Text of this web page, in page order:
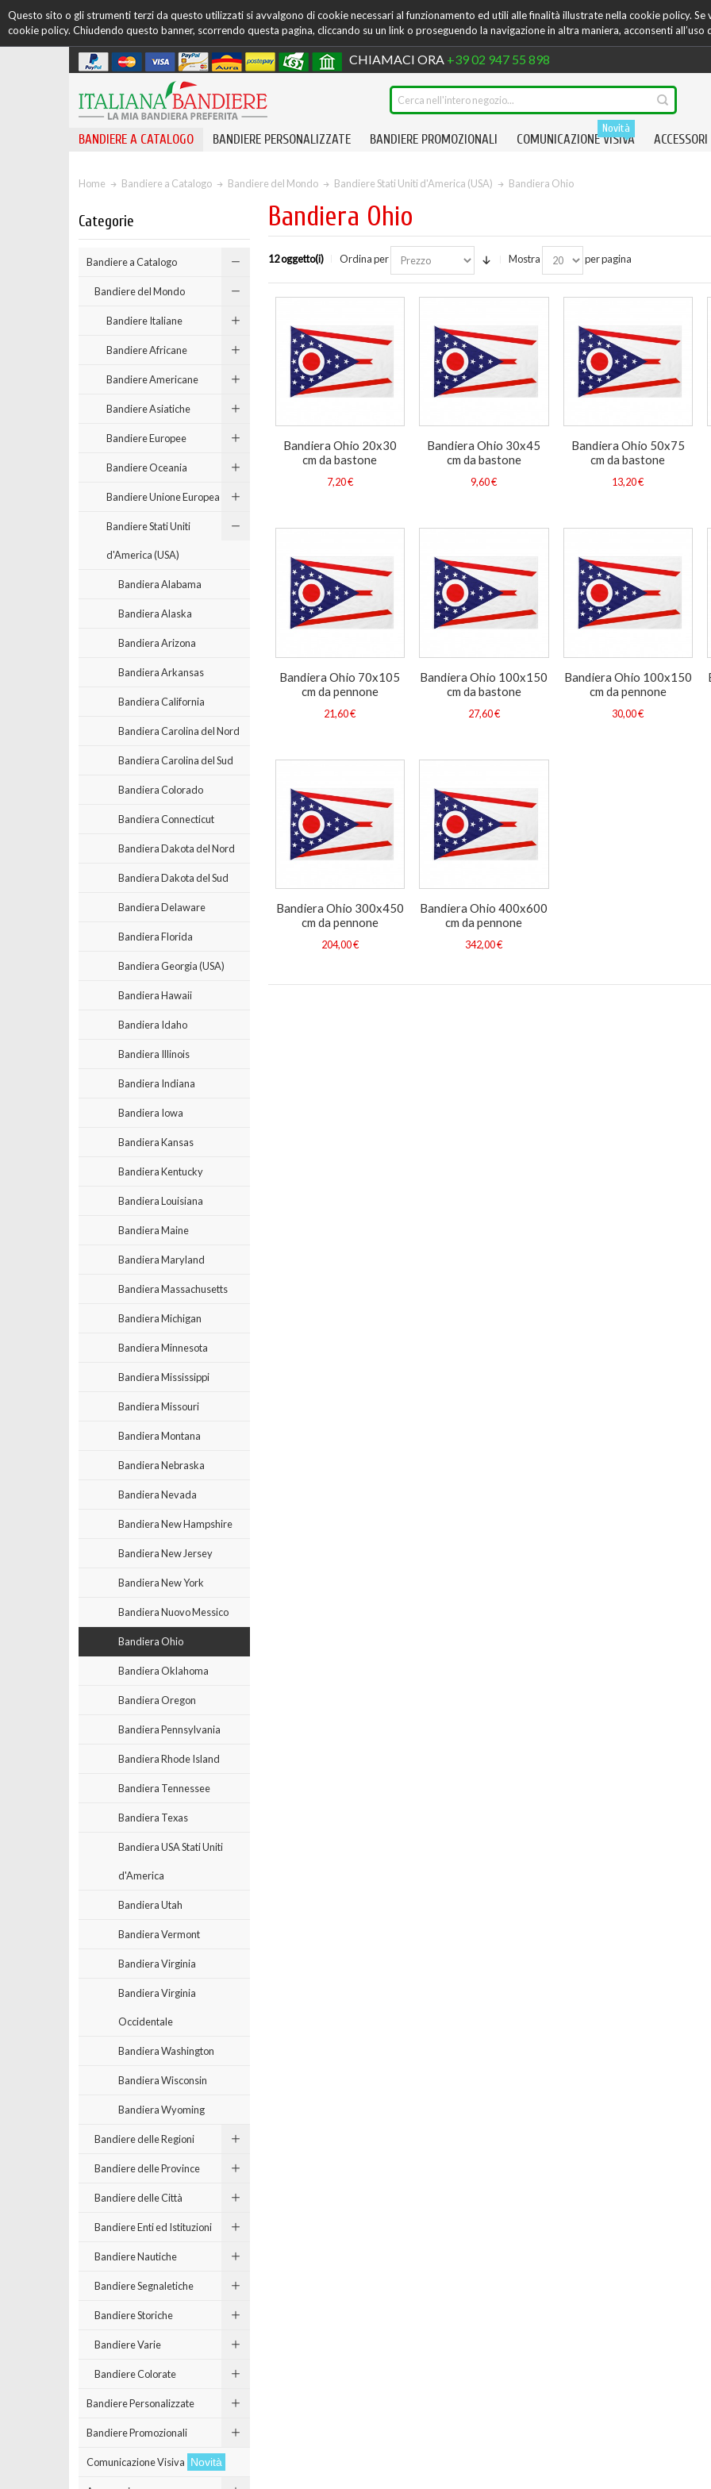
Questo sito o gli strumenti terzi da questo utilizzati si avvalgono di cookie necessari al funzionamento ed utili alle finalità illustrate nella cookie policy. Se
cookie policy. Chiudendo questo banner, scorrendo questa pagina, cliccando su un link o proseguendo la navigazione in altra maniera, acconsenti all’uso
CHIAMACI ORA +39 02 947 55 898
BANDIERE A CATALOGO BANDIERE PERSONALIZZATE BANDIERE PROMOZIONALI COMUNICAZIONE VISIVA
Novità
ACCESSORI
Home Bandiere a Catalogo Bandiere del Mondo Bandiere Stati Uniti d'America (USA) Bandiera Ohio
Bandiera Ohio
12 oggetto(i) Ordina per Mostra per pagina
Bandiera Ohio 20x30
cm da bastone
7,20 €
Bandiera Ohio 30x45
cm da bastone
9,60 €
Bandiera Ohio 50x75
cm da bastone
13,20 €
Bandiera Ohio 70x105
cm da pennone
21,60 €
Bandiera Ohio 100x150
cm da bastone
27,60 €
Bandiera Ohio 100x150
cm da pennone
30,00 €
Bandiera Ohio 300x450
cm da pennone
204,00 €
Bandiera Ohio 400x600
cm da pennone
342,00 €
Categorie
Bandiere a Catalogo
Bandiere del Mondo
Bandiere Italiane
Bandiere Africane
Bandiere Americane
Bandiere Asiatiche
Bandiere Europee
Bandiere Oceania
Bandiere Unione Europea
Bandiere Stati Uniti
d'America (USA)
Bandiera Alabama
Bandiera Alaska
Bandiera Arizona
Bandiera Arkansas
Bandiera California
Bandiera Carolina del Nord
Bandiera Carolina del Sud
Bandiera Colorado
Bandiera Connecticut
Bandiera Dakota del Nord
Bandiera Dakota del Sud
Bandiera Delaware
Bandiera Florida
Bandiera Georgia (USA)
Bandiera Hawaii
Bandiera Idaho
Bandiera Illinois
Bandiera Indiana
Bandiera Iowa
Bandiera Kansas
Bandiera Kentucky
Bandiera Louisiana
Bandiera Maine
Bandiera Maryland
Bandiera Massachusetts
Bandiera Michigan
Bandiera Minnesota
Bandiera Mississippi
Bandiera Missouri
Bandiera Montana
Bandiera Nebraska
Bandiera Nevada
Bandiera New Hampshire
Bandiera New Jersey
Bandiera New York
Bandiera Nuovo Messico
Bandiera Ohio
Bandiera Oklahoma
Bandiera Oregon
Bandiera Pennsylvania
Bandiera Rhode Island
Bandiera Tennessee
Bandiera Texas
Bandiera USA Stati Uniti
d'America
Bandiera Utah
Bandiera Vermont
Bandiera Virginia
Bandiera Virginia
Occidentale
Bandiera Washington
Bandiera Wisconsin
Bandiera Wyoming
Bandiere delle Regioni
Bandiere delle Province
Bandiere delle Città
Bandiere Enti ed Istituzioni
Bandiere Nautiche
Bandiere Segnaletiche
Bandiere Storiche
Bandiere Varie
Bandiere Colorate
Bandiere Personalizzate
Bandiere Promozionali
Comunicazione Visiva Novità